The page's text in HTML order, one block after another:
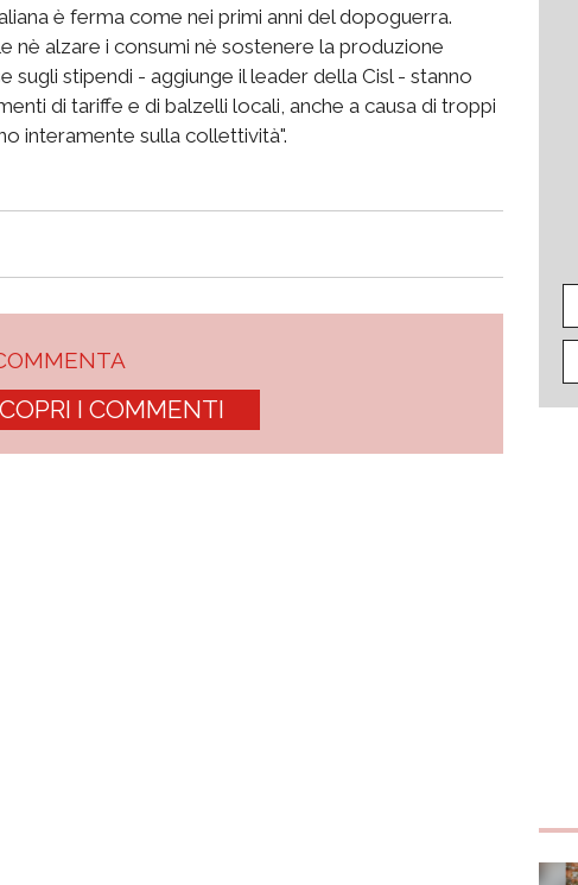
è ferma come nei primi anni del dopoguerra.
nè alzare i consumi nè sostenere la produzione
sugli stipendi - aggiunge il leader della Cisl - stanno
di tariffe e di balzelli locali, anche a causa di troppi
interamente sulla collettività".
I COMMENTI